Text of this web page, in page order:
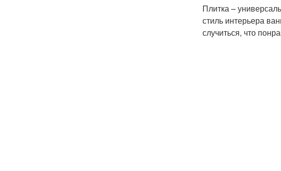
Плитка –
стиль интерьера
случиться, что